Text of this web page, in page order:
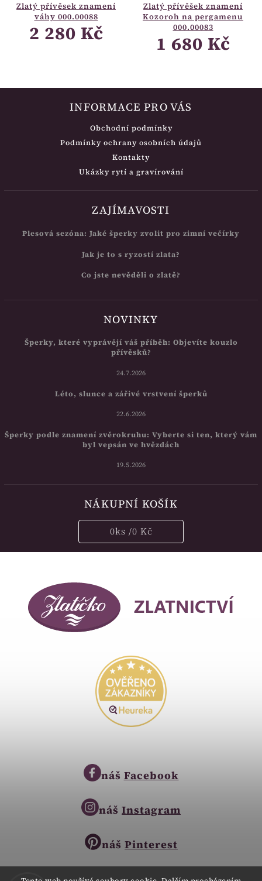
Zlatý přívěsek znamení
váhy 000.00088
2 280 Kč
Zlatý přívěšek znamení
Kozoroh na pergamenu
000.00083
1 680 Kč
INFORMACE PRO VÁS
Obchodní podmínky
Podmínky ochrany osobních údajů
Kontakty
Ukázky rytí a gravírování
ZAJÍMAVOSTI
Plesová sezóna: Jaké šperky zvolit pro zimní večírky
Jak je to s ryzostí zlata?
Co jste nevěděli o zlatě?
NOVINKY
Šperky, které vyprávějí váš příběh: Objevíte kouzlo
přívěsků?
24.7.2026
Léto, slunce a zářivé vrstvení šperků
22.6.2026
Šperky podle znamení zvěrokruhu: Vyberte si ten, který vám
byl vepsán ve hvězdách
19.5.2026
NÁKUPNÍ KOŠÍK
0ks /0 Kč
náš Facebook
náš Instagram
náš Pinterest